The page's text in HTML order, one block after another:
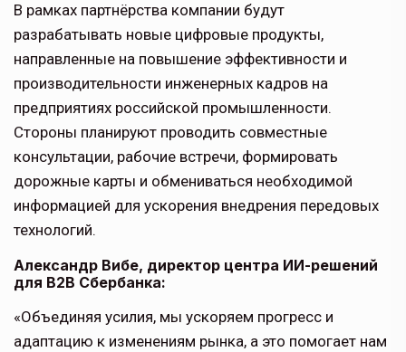
В рамках партнёрства компании будут
разрабатывать новые цифровые продукты,
направленные на повышение эффективности и
производительности инженерных кадров на
предприятиях российской промышленности.
Стороны планируют проводить совместные
консультации, рабочие встречи, формировать
дорожные карты и обмениваться необходимой
информацией для ускорения внедрения передовых
технологий.
Александр Вибе, директор центра ИИ-решений
для B2B Сбербанка:
«Объединяя усилия, мы ускоряем прогресс и
адаптацию к изменениям рынка, а это помогает нам